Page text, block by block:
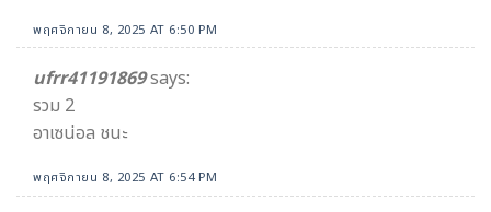
พฤศจิกายน 8, 2025 AT 6:50 PM
ufrr41191869says:
รวม 2
อาเซน่อล ชนะ
พฤศจิกายน 8, 2025 AT 6:54 PM